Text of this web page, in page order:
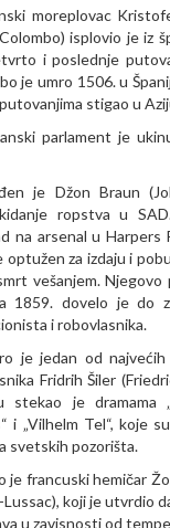
moreplovac
isplovio je iz
i poslednje
je umro 1506. u
stigao u
parlament je
je Džon Braun
ropstva u
na arsenal u Harpers
optužen za izdaju i
vešanjem. Njegovo
1859. dovelo je do
i robovlasnika.
je jedan od najvećih
Fridrih Šiler
stekao je dramama
i „Vilhelm Tel“, koje
svetskih pozorišta.
je francuski hemičar
koji je utvrdio
u zavisnosti od